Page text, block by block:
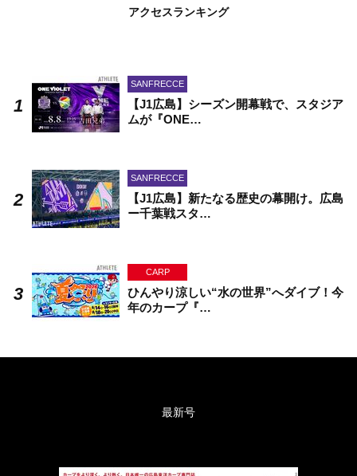
アクセスランキング
SANFRECCE
【J1広島】シーズン開幕戦で、スタジア
ムが『ONE…
SANFRECCE
【J1広島】新たなる歴史の幕開け。広島
ー千葉戦スタ…
CARP
ひんやり涼しい“水の世界”へダイブ！今
年のカープ『…
最新号